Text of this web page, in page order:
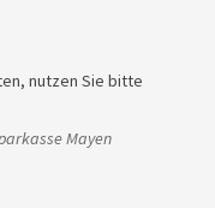
nutzen Sie bitte
Mayen